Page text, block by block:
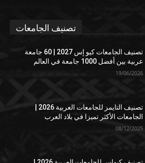
تصنيف الجامعات
تصنيف الجامعات كيو إس 2027 | 60 جامعة
عربية بين أفضل 1000 جامعة في العالم
19/06/2026
الجامعات الأكثر تميزا في بلاد العرب
08/12/2025